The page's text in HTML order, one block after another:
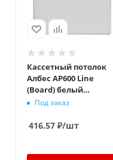
Кассетный потолок
Албес AP600 Line
(Board) белый
матовый
Под заказ
416.57 ₽/шт